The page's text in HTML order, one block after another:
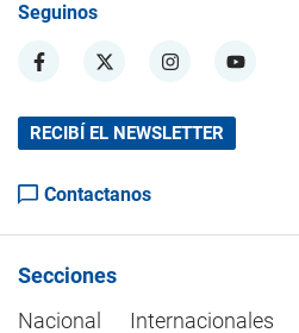
Seguinos
RECIBÍ EL NEWSLETTER
Contactanos
Secciones
Nacional
Internacionales